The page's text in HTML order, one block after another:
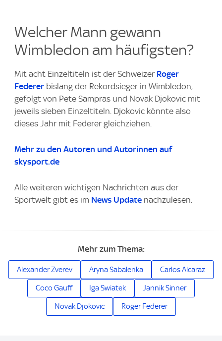
Welcher Mann gewann
Wimbledon am häufigsten?
Mit acht Einzeltiteln ist der Schweizer Roger
Federer bislang der Rekordsieger in Wimbledon,
gefolgt von Pete Sampras und Novak Djokovic mit
jeweils sieben Einzeltiteln. Djokovic könnte also
dieses Jahr mit Federer gleichziehen.
Mehr zu den Autoren und Autorinnen auf
skysport.de
Alle weiteren wichtigen Nachrichten aus der
Sportwelt gibt es im News Update nachzulesen.
Mehr zum Thema:
Alexander Zverev Aryna Sabalenka Carlos Alcaraz
Coco Gauff Iga Swiatek Jannik Sinner
Novak Djokovic Roger Federer